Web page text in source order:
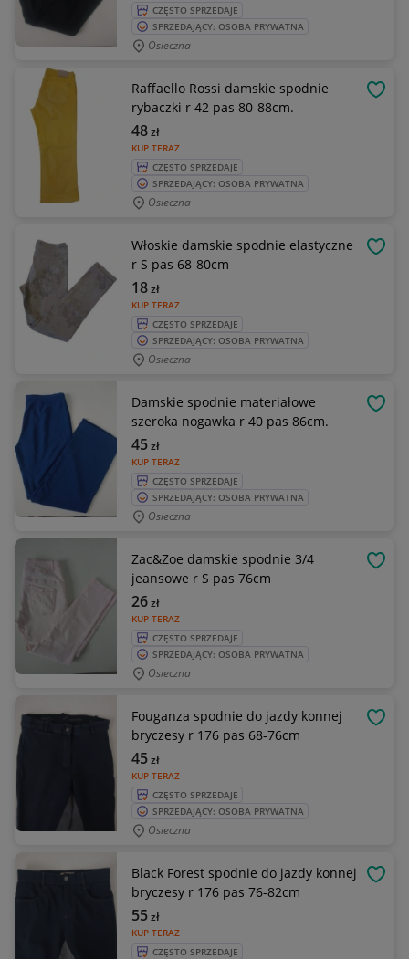
CZĘSTO SPRZEDAJE
SPRZEDAJĄCY: OSOBA PRYWATNA
Osieczna
Raffaello Rossi damskie spodnie
rybaczki r 42 pas 80-88cm.
KUP TERAZ
48zł
CZĘSTO SPRZEDAJE
SPRZEDAJĄCY: OSOBA PRYWATNA
Osieczna
Włoskie damskie spodnie elastyczne
r S pas 68-80cm
KUP TERAZ
18zł
CZĘSTO SPRZEDAJE
SPRZEDAJĄCY: OSOBA PRYWATNA
Osieczna
Damskie spodnie materiałowe
szeroka nogawka r 40 pas 86cm.
KUP TERAZ
45zł
CZĘSTO SPRZEDAJE
SPRZEDAJĄCY: OSOBA PRYWATNA
Osieczna
Zac&Zoe damskie spodnie 3/4
jeansowe r S pas 76cm
KUP TERAZ
26zł
CZĘSTO SPRZEDAJE
SPRZEDAJĄCY: OSOBA PRYWATNA
Osieczna
Fouganza spodnie do jazdy konnej
bryczesy r 176 pas 68-76cm
KUP TERAZ
45zł
CZĘSTO SPRZEDAJE
SPRZEDAJĄCY: OSOBA PRYWATNA
Osieczna
Black Forest spodnie do jazdy konnej
bryczesy r 176 pas 76-82cm
KUP TERAZ
55zł
CZĘSTO SPRZEDAJE